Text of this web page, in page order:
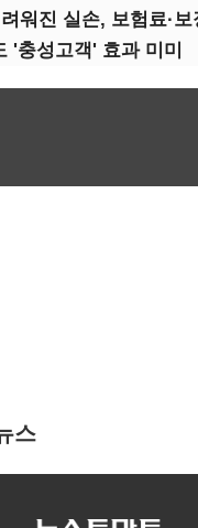
'충성고객' 효과 미미
스